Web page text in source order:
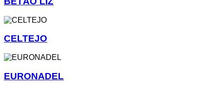
CELTEJO
EURONADEL